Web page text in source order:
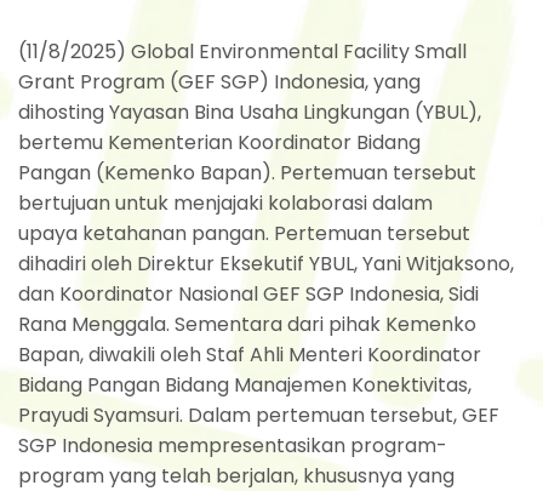
(11/8/2025) Global Environmental Facility Small
Grant Program (GEF SGP) Indonesia, yang
dihosting Yayasan Bina Usaha Lingkungan (YBUL),
bertemu Kementerian Koordinator Bidang
Pangan (Kemenko Bapan). Pertemuan tersebut
bertujuan untuk menjajaki kolaborasi dalam
upaya ketahanan pangan. Pertemuan tersebut
dihadiri oleh Direktur Eksekutif YBUL, Yani Witjaksono,
dan Koordinator Nasional GEF SGP Indonesia, Sidi
Rana Menggala. Sementara dari pihak Kemenko
Bapan, diwakili oleh Staf Ahli Menteri Koordinator
Bidang Pangan Bidang Manajemen Konektivitas,
Prayudi Syamsuri. Dalam pertemuan tersebut, GEF
SGP Indonesia mempresentasikan program-
program yang telah berjalan, khususnya yang